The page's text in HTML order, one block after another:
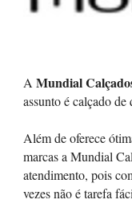
A Mundial
assunto é calçado de
Além de oferece
marcas a Mundial
atendimento, pois
vezes não é tarefa